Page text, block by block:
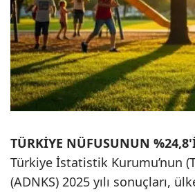
TÜRKİYE NÜFUSUNUN
Türkiye İstatistik Kurumu’nun
(ADNKS) 2025 yılı sonuçları,